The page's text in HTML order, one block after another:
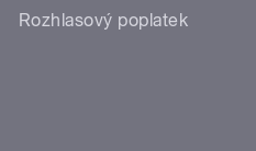
Rozhlasový poplatek